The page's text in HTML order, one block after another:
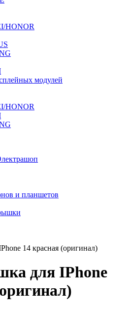
HONOR
модулей
HONOR
и планшетов
14 красная (оригинал)
для IPhone